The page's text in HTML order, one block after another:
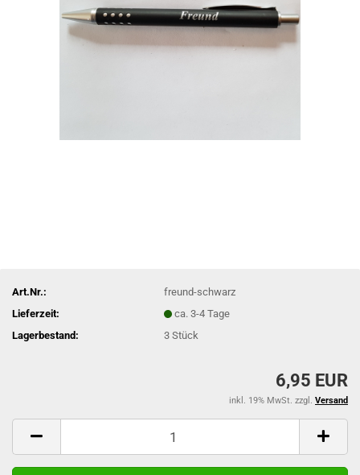
Art.Nr.:
freund-schwarz
Lieferzeit:
ca. 3-4 Tage
Lagerbestand:
3Stück
6,95 EUR
inkl. 19% MwSt. zzgl. Versand